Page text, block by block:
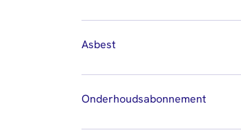
Asbest
Onderhoudsabonnement